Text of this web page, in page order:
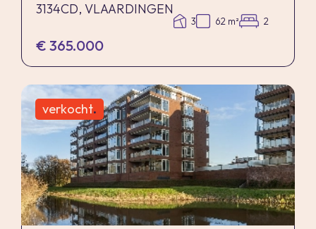
3134CD, VLAARDINGEN
3 62 m² 2
€ 365.000
verkocht.